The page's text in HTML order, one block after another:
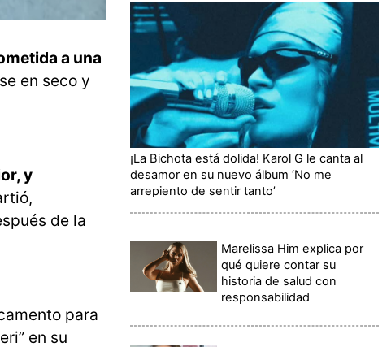
a una
en seco y
y
de la
para
en su
¡La Bichota está dolida! Karol G le canta al
desamor en su nuevo álbum ‘No me
arrepiento de sentir tanto’
Marelissa Him explica por
qué quiere contar su
historia de salud con
responsabilidad